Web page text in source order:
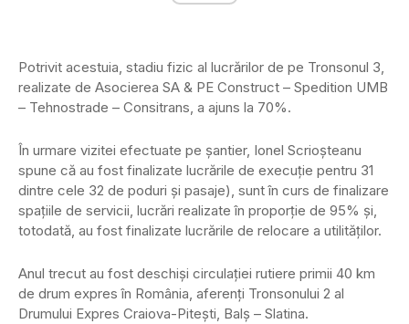
Potrivit acestuia, stadiu fizic al lucrărilor de pe Tronsonul 3,
realizate de Asocierea SA & PE Construct – Spedition UMB
– Tehnostrade – Consitrans, a ajuns la 70%.
În urmare vizitei efectuate pe șantier, Ionel Scrioșteanu
spune că au fost finalizate lucrările de execuție pentru 31
dintre cele 32 de poduri și pasaje), sunt în curs de finalizare
spațiile de servicii, lucrări realizate în proporție de 95% și,
totodată, au fost finalizate lucrările de relocare a utilităților.
Anul trecut au fost deschiși circulației rutiere primii 40 km
de drum expres în România, aferenți Tronsonului 2 al
Drumului Expres Craiova-Pitești, Balş – Slatina.